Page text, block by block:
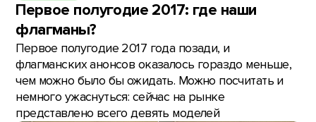
Первое полугодие 2017: где наши
флагманы?
Первое полугодие 2017 года позади, и
флагманских анонсов оказалось гораздо меньше,
чем можно было бы ожидать. Можно посчитать и
немного ужаснуться: сейчас на рынке
представлено всего девять моделей